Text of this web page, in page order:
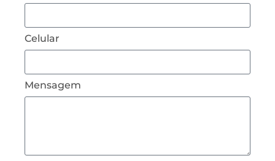
Celular
Mensagem